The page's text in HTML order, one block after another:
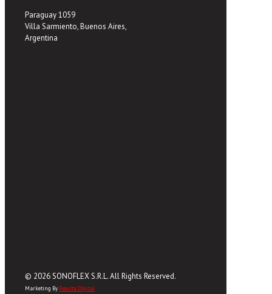
Paraguay 1059
Villa Sarmiento, Buenos Aires,
Argentina
© 2026 SONOFLEX S.R.L. All Rights Reserved.
Marketing By Resulta Digital